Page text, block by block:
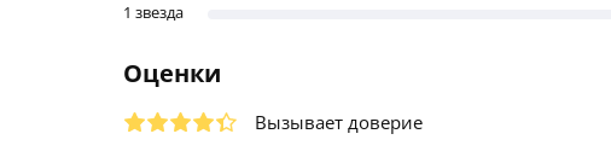
1 звезда
Оценки
Вызывает доверие